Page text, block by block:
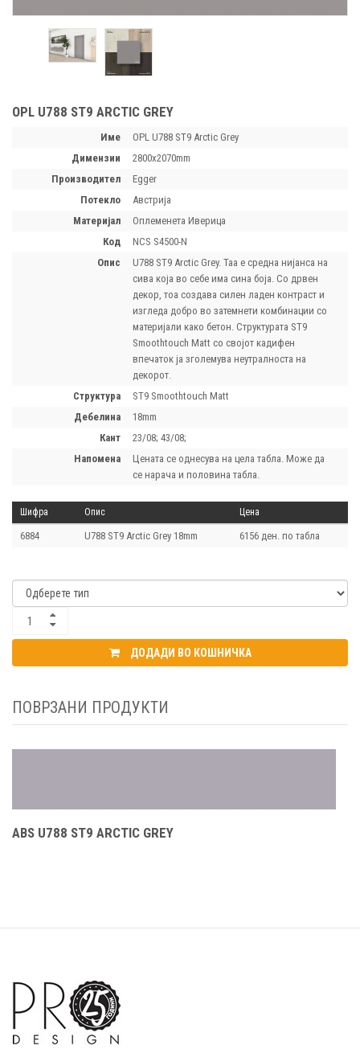
OPL U788 ST9 ARCTIC GREY
Име
OPL U788 ST9 Arctic Grey
димензии
2800х2070mm
производител
Egger
потекло
Австрија
материјал
Оплеменета Иверица
код
NCS S4500-N
опис
U788 ST9 Arctic Grey. Таа е средна нијанса на
сива која во себе има сина боја. Со дрвен
декор, тоа создава силен ладен контраст и
изгледа добро во затемнети комбинации со
материјали како бетон. Структурата ST9
Smoothtouch Matt со својот кадифен
впечаток ја зголемува неутралноста на
декорот.
структура
ST9 Smoothtouch Matt
дебелина
18mm
кант
23/08; 43/08;
напомена
Цената се однесува на цела табла. Може да
се нарача и половина табла.
Шифра Опис Цена
6884 U788 ST9 Arctic Grey 18mm 6156 ден. по табла
ДОДАДИ ВО КОШНИЧКА
ПОВРЗАНИ ПРОДУКТИ
ABS U788 ST9 ARCTIC GREY